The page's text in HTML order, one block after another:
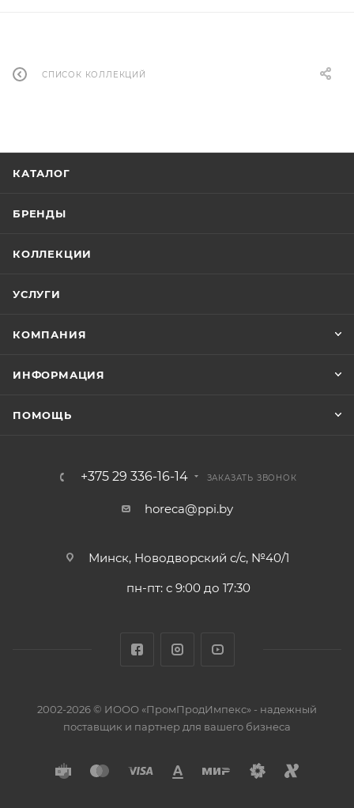
СПИСОК КОЛЛЕКЦИЙ
КАТАЛОГ
БРЕНДЫ
КОЛЛЕКЦИИ
УСЛУГИ
КОМПАНИЯ
ИНФОРМАЦИЯ
ПОМОЩЬ
+375 29 336-16-14 ЗАКАЗАТЬ ЗВОНОК
horeca@ppi.by
Минск, Новодворский с/с, №40/1
пн-пт: с 9:00 до 17:30
2002-2026 © ИООО «ПромПродИмпекс» - надежный
поставщик и партнер для вашего бизнеса